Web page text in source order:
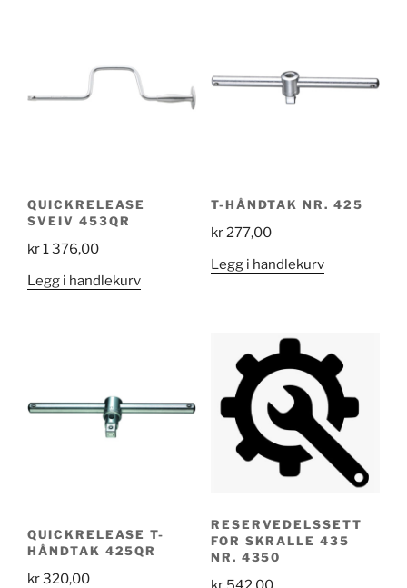
QUICKRELEASE
SVEIV 453QR
kr1 376,00
Legg i handlekurv
T-HÅNDTAK NR. 425
kr277,00
Legg i handlekurv
QUICKRELEASE T-
HÅNDTAK 425QR
kr320,00
RESERVEDELSSETT
FOR SKRALLE 435
NR. 4350